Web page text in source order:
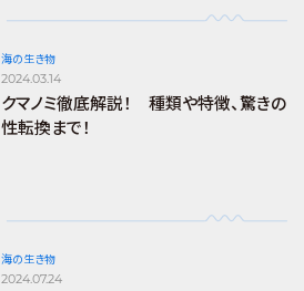
海の生き物
2024.03.14
クマノミ徹底解説！ 種類や特徴、驚きの
性転換まで！
海の生き物
2024.07.24